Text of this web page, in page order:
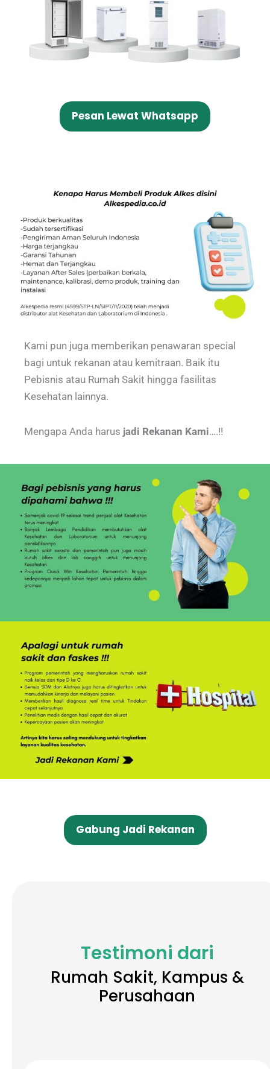
Pesan Lewat Whatsapp
Kami pun juga memberikan penawaran special
bagi untuk rekanan atau kemitraan. Baik itu
Pebisnis atau Rumah Sakit hingga fasilitas
Kesehatan lainnya.
Mengapa Anda harus jadi Rekanan Kami….!!
Gabung Jadi Rekanan
Testimoni dari
Rumah Sakit, Kampus &
Perusahaan